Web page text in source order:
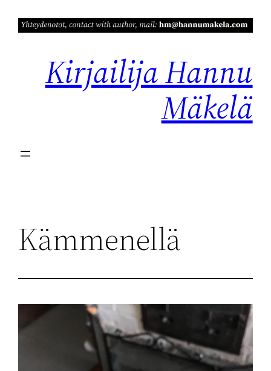
sisältöön
Kirjailija Hannu
Mäkelä
Kämmenellä